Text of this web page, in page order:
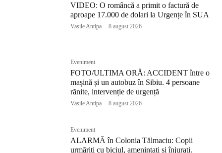
VIDEO: O româncă a primit o factură de
aproape 17.000 de dolari la Urgențe în SUA
Vasile Antipa - 8 august 2026
Eveniment
FOTO/ULTIMA ORĂ: ACCIDENT între o
mașină și un autobuz în Sibiu. 4 persoane
rănite, intervenție de urgență
Vasile Antipa - 8 august 2026
Eveniment
ALARMĂ în Colonia Tălmaciu: Copii
urmăriți cu biciul, amenințați și înjurați.